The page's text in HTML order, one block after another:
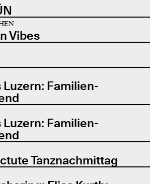
Vibes
Luzern: Familien-
Luzern: Familien-
Tanznachmittag